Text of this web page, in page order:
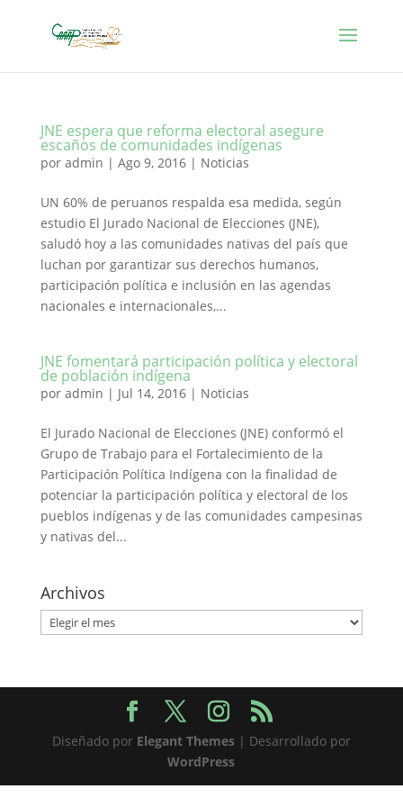
JNE espera que reforma electoral asegure
escaños de comunidades indígenas
por admin | Ago 9, 2016| Noticias
UN 60% de peruanos respalda esa medida, según
estudio El Jurado Nacional de Elecciones (JNE),
saludó hoy a las comunidades nativas del país que
luchan por garantizar sus derechos humanos,
participación política e inclusión en las agendas
nacionales e internacionales,...
JNE fomentará participación política y electoral
de población indígena
por admin | Jul 14, 2016| Noticias
El Jurado Nacional de Elecciones (JNE) conformó el
Grupo de Trabajo para el Fortalecimiento de la
Participación Política Indígena con la finalidad de
potenciar la participación política y electoral de los
pueblos indígenas y de las comunidades campesinas
y nativas del...
Archivos
Archivos
Diseñado por Elegant Themes| Desarrollado por
WordPress